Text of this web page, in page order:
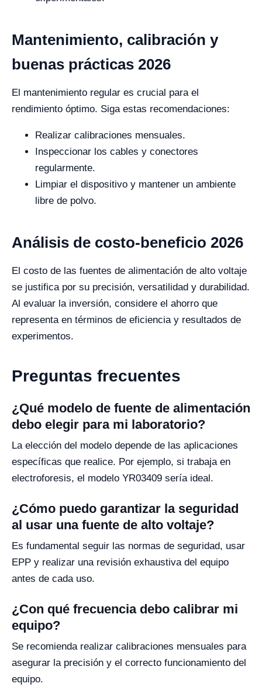
Mantenimiento, calibración y
buenas prácticas 2026
El mantenimiento regular es crucial para el
rendimiento óptimo. Siga estas recomendaciones:
Realizar calibraciones mensuales.
Inspeccionar los cables y conectores
regularmente.
Limpiar el dispositivo y mantener un ambiente
libre de polvo.
Análisis de costo-beneficio 2026
El costo de las fuentes de alimentación de alto voltaje
se justifica por su precisión, versatilidad y durabilidad.
Al evaluar la inversión, considere el ahorro que
representa en términos de eficiencia y resultados de
experimentos.
Preguntas frecuentes
¿Qué modelo de fuente de alimentación
debo elegir para mi laboratorio?
La elección del modelo depende de las aplicaciones
específicas que realice. Por ejemplo, si trabaja en
electroforesis, el modelo YR03409 sería ideal.
¿Cómo puedo garantizar la seguridad
al usar una fuente de alto voltaje?
Es fundamental seguir las normas de seguridad, usar
EPP y realizar una revisión exhaustiva del equipo
antes de cada uso.
¿Con qué frecuencia debo calibrar mi
equipo?
Se recomienda realizar calibraciones mensuales para
asegurar la precisión y el correcto funcionamiento del
equipo.